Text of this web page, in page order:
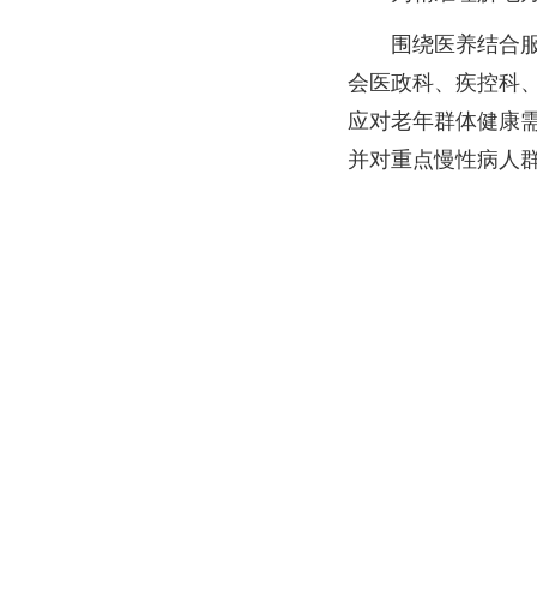
围绕医养结合
会医政科、疾控科
应对老年群体健康
并对重点慢性病人